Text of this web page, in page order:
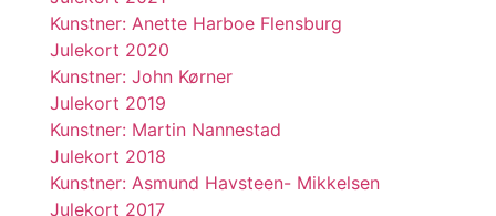
Kunstner: Anette Harboe Flensburg
Julekort 2020
Kunstner: John Kørner
Julekort 2019
Kunstner: Martin Nannestad
Julekort 2018
Kunstner: Asmund Havsteen- Mikkelsen
Julekort 2017